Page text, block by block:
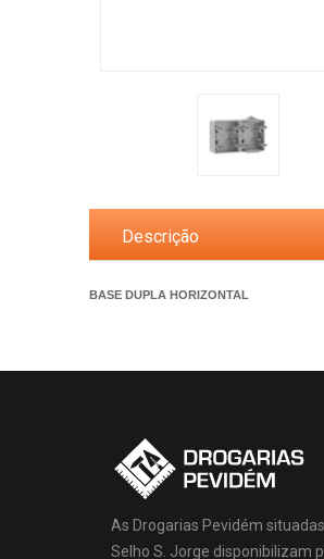
Descrição
BASE DUPLA HORIZONTAL
As Drogarias Pevidém
Selho S. Jorge disponibilizam